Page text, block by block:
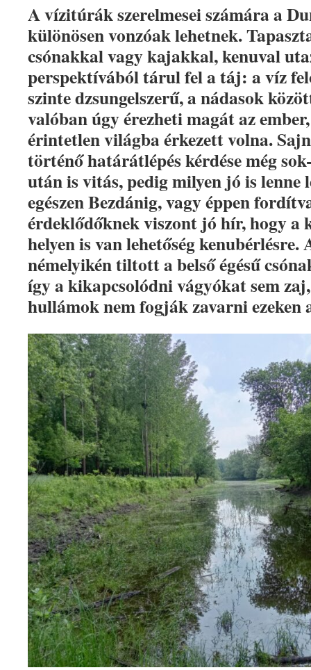
A vízitúrák szerelmesei számára a
különösen vonzóak lehetnek.
csónakkal vagy kajakkal, kenuval
perspektívából tárul fel a táj: a víz
szinte dzsungelszerű, a nádasok
valóban úgy érezheti magát az
érintetlen világba érkezett volna.
történő határátlépés kérdése még
után is vitás, pedig milyen jó is lenne
egészen Bezdánig, vagy éppen
érdeklődőknek viszont jó hír, hogy a
helyen is van lehetőség
némelyikén tiltott a belső égésű
így a kikapcsolódni vágyókat sem
hullámok nem fogják zavarni ezeken